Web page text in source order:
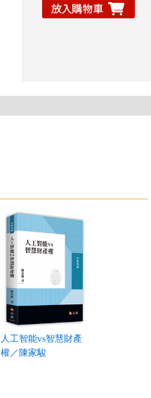
人工智能vs智慧財產
權／陳家駿